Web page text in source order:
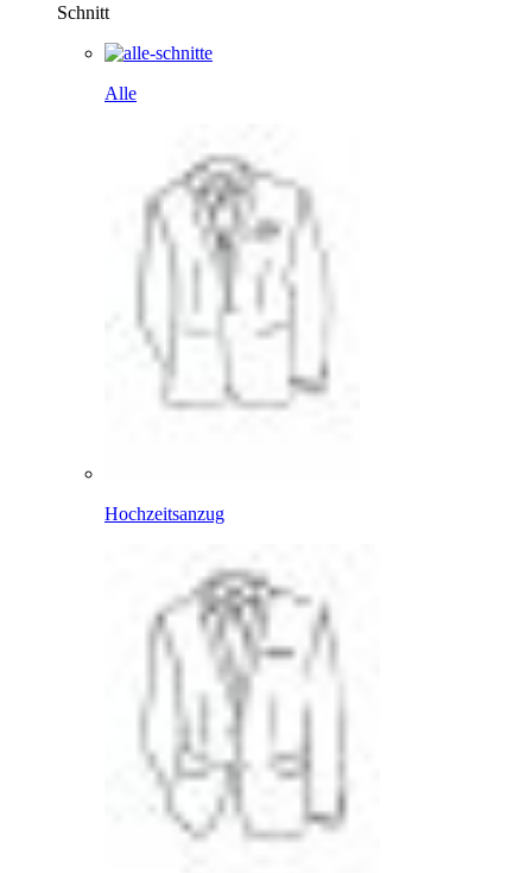
Schnitt
Alle
Hochzeitsanzug